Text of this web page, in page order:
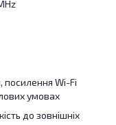
посилення Wi-Fi
умовах
до зовнішніх